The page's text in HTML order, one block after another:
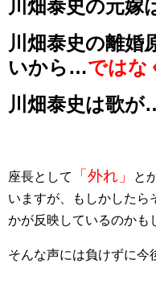
川畑泰史の元嫁
川畑泰史の離婚
いから…ではな
川畑泰史は歌が
座長として 「外れ」 と
いますが、もしかしたら
かが反映しているのかも
そんな声には負けずに今